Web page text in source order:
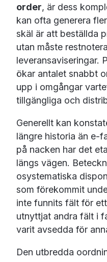
order, är dess
kan ofta generera
skäl är att beställda
utan måste
leveransaviseringar.
ökar antalet snabbt
upp i omgångar
tillgängliga och
Generellt kan
längre historia än e-
på nacken har det
längs vägen.
osystematiska
som förekommit
inte funnits fält för
utnyttjat andra fält i
varit avsedda för
Den utbredda